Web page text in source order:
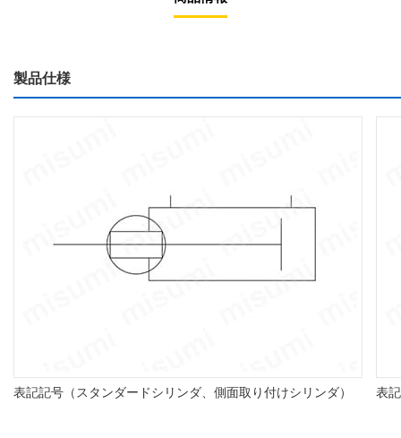
製品仕様
表記記号（スタンダードシリンダ、側面取り付けシリンダ） 表